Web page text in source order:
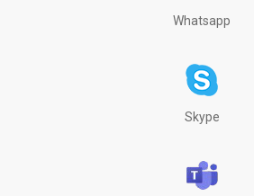
Whatsapp
Skype